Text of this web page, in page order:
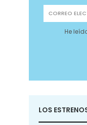
He
LOS